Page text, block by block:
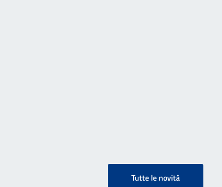
Tutte le novità